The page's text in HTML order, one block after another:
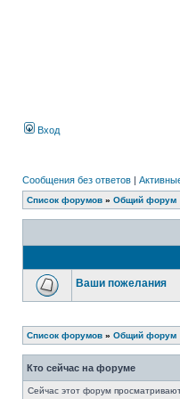
Вход
Сообщения без ответов |
Список форумов » Общий форум
Ваши пожелания
Список форумов » Общий форум
Кто сейчас на форуме
Сейчас этот форум